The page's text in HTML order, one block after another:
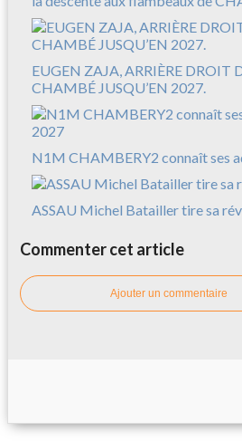
EUGEN ZAJA, ARRIÈRE DROIT
CHAMBÉ JUSQU’EN 2027.
N1M CHAMBERY2 connaît ses
ASSAU Michel Batailler tire sa
Commenter cet article
Ajouter un commentaire